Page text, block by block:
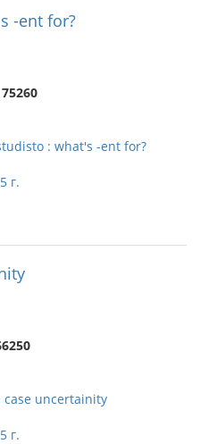
-ent for?
75260
: what's -ent for?
г.
case uncertainity
г.